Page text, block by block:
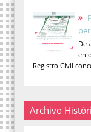
De
en
Registro Civil
Archivo